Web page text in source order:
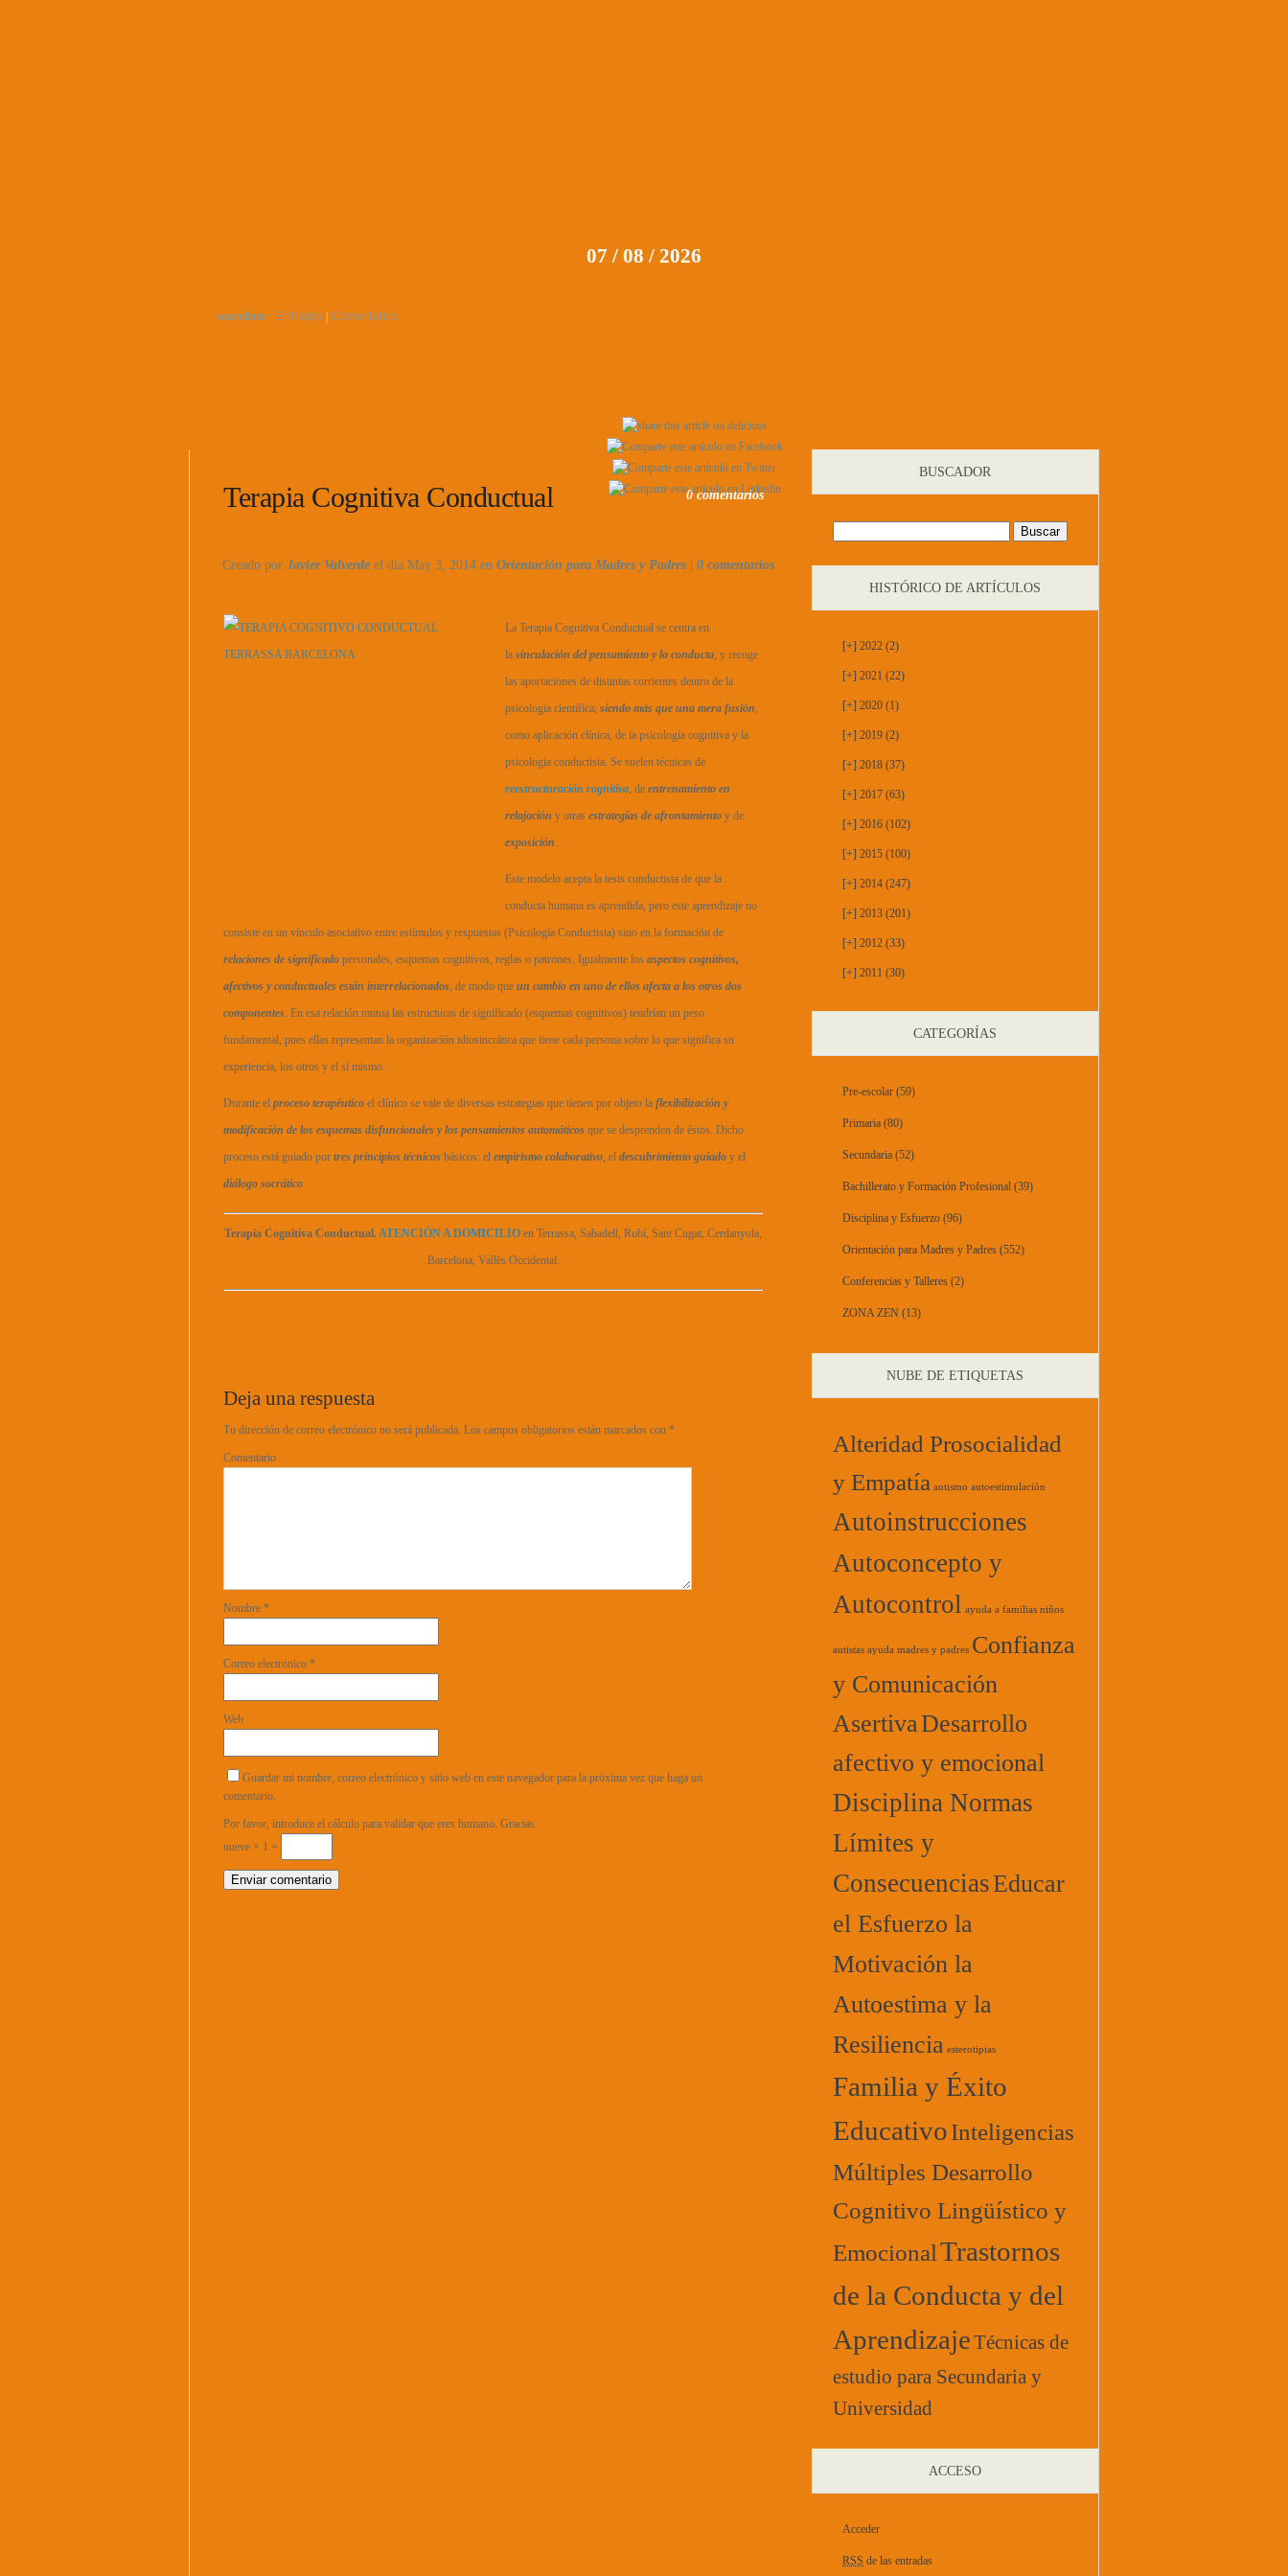
07 / 08 / 2026
suscríbete: Entradas Comentarios
Terapia Cognitiva Conductual 0 comentarios
Creado por Javier Valverde el día May 3, 2014 en Orientación para Madres y Padres 0 comentarios
La Terapia Cognitiva Conductual se centra en
la vinculación del pensamiento y la conducta, y recoge
las aportaciones de distintas corrientes dentro de la
psicología científica; siendo más que una mera fusión,
como aplicación clínica, de la psicología cognitiva y la
psicología conductista. Se suelen técnicas de
reestructuración cognitiva, de entrenamiento en
relajación y otras estrategias de afrontamiento y de
exposición.
Este modelo acepta la tesis conductista de que la
conducta humana es aprendida, pero este aprendizaje no
consiste en un vínculo asociativo entre estímulos y respuestas (Psicología Conductista) sino en la formación de
relaciones de significado personales, esquemas cognitivos, reglas o patrones. Igualmente los aspectos cognitivos,
afectivos y conductuales están interrelacionados, de modo que un cambio en uno de ellos afecta a los otros dos
componentes. En esa relación mutua las estructuras de significado (esquemas cognitivos) tendrían un peso
fundamental, pues ellas representan la organización idiosincrática que tiene cada persona sobre lo que significa su
experiencia, los otros y el sí mismo.
Durante el proceso terapéutico el clínico se vale de diversas estrategias que tienen por objeto la flexibilización y
modificación de los esquemas disfuncionales y los pensamientos automáticos que se desprenden de éstos. Dicho
proceso está guiado por tres principios técnicos básicos: el empirismo colaborativo, el descubrimiento guiado y el
diálogo socrático.
Terapia Cognitiva Conductual.ATENCIÓN A DOMICILIO en Terrassa, Sabadell, Rubí, Sant Cugat, Cerdanyola,
Barcelona, Vallès Occidental.
Deja una respuesta
Tu dirección de correo electrónico no será publicada. Los campos obligatorios están marcados con *
Comentario
Nombre *
Correo electrónico *
Web
Guardar mi nombre, correo electrónico y sitio web en este navegador para la próxima vez que haga un
comentario.
Por favor, introduce el cálculo para validar que eres humano. Gracias.
nueve × 1 =
BUSCADOR
HISTÓRICO DE ARTÍCULOS
[+] 2022 (2)
[+] 2021 (22)
[+] 2020 (1)
[+] 2019 (2)
[+] 2018 (37)
[+] 2017 (63)
[+] 2016 (102)
[+] 2015 (100)
[+] 2014 (247)
[+] 2013 (201)
[+] 2012 (33)
[+] 2011 (30)
CATEGORÍAS
Pre-escolar (59)
Primaria (80)
Secundaria (52)
Bachillerato y Formación Profesional (39)
Disciplina y Esfuerzo (96)
Orientación para Madres y Padres (552)
Conferencias y Talleres (2)
ZONA ZEN (13)
NUBE DE ETIQUETAS
Alteridad Prosocialidad
y Empatía autismo autoestimulación
Autoinstrucciones
Autoconcepto y
Autocontrol ayuda a familias niños
autistas ayuda madres y padres Confianza
y Comunicación
AsertivaDesarrollo
afectivo y emocional
Disciplina Normas
Límites y
ConsecuenciasEducar
el Esfuerzo la
Motivación la
Autoestima y la
Resiliencia esterotipias
Familia y Éxito
EducativoInteligencias
Múltiples Desarrollo
Cognitivo Lingüístico y
EmocionalTrastornos
de la Conducta y del
AprendizajeTécnicas de
estudio para Secundaria y
Universidad
ACCESO
Acceder
RSS de las entradas